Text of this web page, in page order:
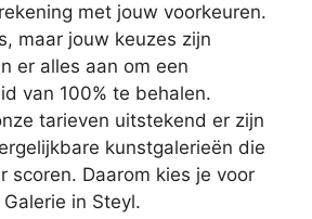
met jouw voorkeuren.
maar jouw keuzes zijn
er alles aan om een
van 100% te behalen.
tarieven uitstekend er zijn
kunstgalerieën die
scoren. Daarom kies je voor
in Steyl.